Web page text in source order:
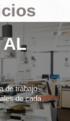
AL
de trabajo
de cada